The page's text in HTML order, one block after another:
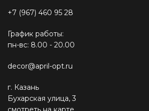
+7 (967) 460 95 28
График работы:
пн-вс: 8.00 - 20.00
decor@april-opt.ru
г. Казань
Бухарская улица, 3